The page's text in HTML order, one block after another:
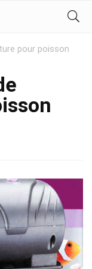
pour poisson